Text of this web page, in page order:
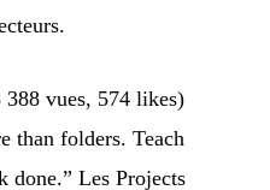
vues, 574 likes)
than folders. Teach
done.” Les Projects